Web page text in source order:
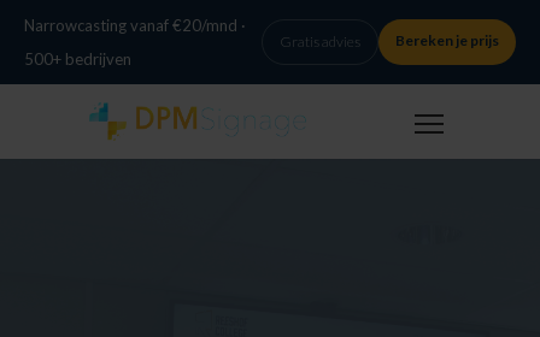
Narrowcasting vanaf €20/mnd ·
500+ bedrijven
Gratis advies Bereken je prijs